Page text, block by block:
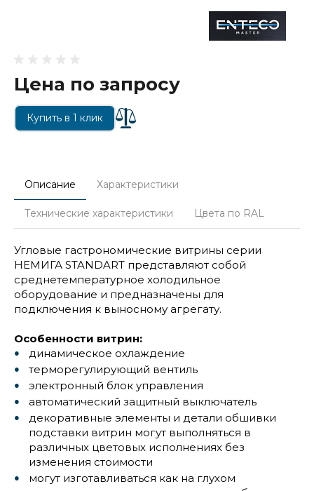
Цена по запросу
Купить в 1 клик
Описание Характеристики
Технические характеристики Цвета по RAL
Угловые гастрономические витрины серии
НЕМИГА STANDART представляют собой
среднетемпературное холодильное
оборудование и предназначены для
подключения к выносному агрегату.
Особенности витрин:
динамическое охлаждение
терморегулирующий вентиль
электронный блок управления
автоматический защитный выключатель
декоративные элементы и детали обшивки
подставки витрин могут выполняться в
различных цветовых исполнениях без
изменения стоимости
могут изготавливаться как на глухом